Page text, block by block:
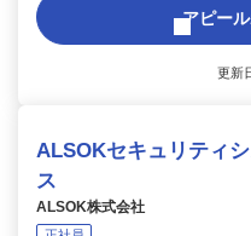
アピー
更新
ALSOKセキュリティ
ス
ALSOK株式会社